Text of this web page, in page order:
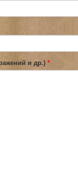
и др.) *